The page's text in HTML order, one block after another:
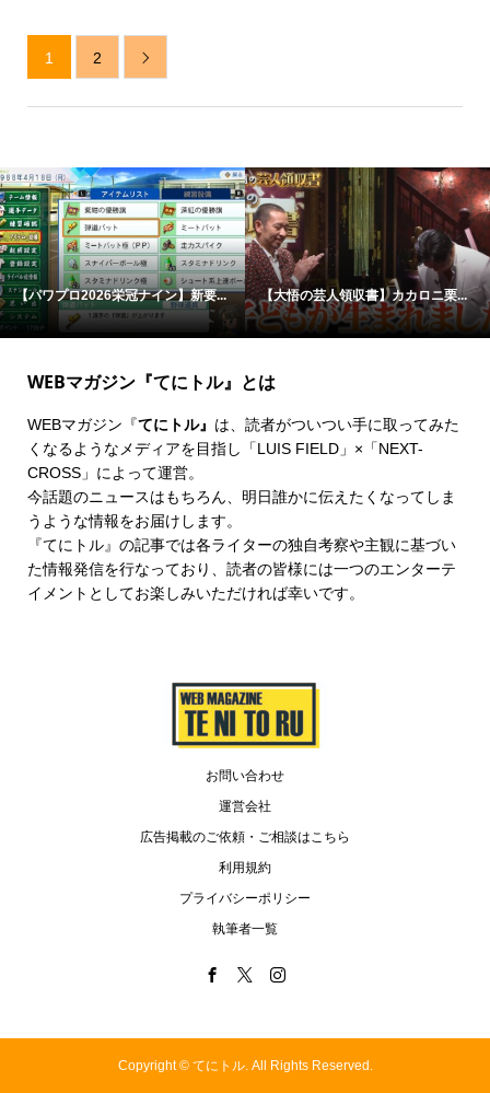
1 2 
【パワプロ2026栄冠ナイン】新要... 【大悟の芸人領収書】カカロニ栗...
WEBマガジン『てにトル』とは
WEBマガジン『てにトル』 は、読者がついつい手に取ってみた
くなるようなメディアを目指し「LUIS FIELD」×「NEXT-
CROSS」によって運営。
今話題のニュースはもちろん、明日誰かに伝えたくなってしま
うような情報をお届けします。
『てにトル』の記事では各ライターの独自考察や主観に基づい
た情報発信を行なっており、読者の皆様には一つのエンターテ
イメントとしてお楽しみいただければ幸いです。
お問い合わせ
運営会社
広告掲載のご依頼・ご相談はこちら
利用規約
プライバシーポリシー
執筆者一覧
Copyright ©てにトル. All Rights Reserved.